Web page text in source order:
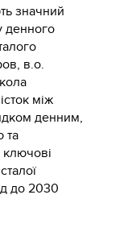
значний
денного
в.о.
між
денним,
та
до 2030